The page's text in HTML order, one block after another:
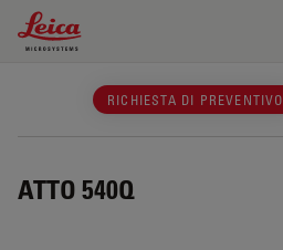
Leica Microsystems Logo
RICHIESTA DI PREVENTIVO
ATTO 540Q